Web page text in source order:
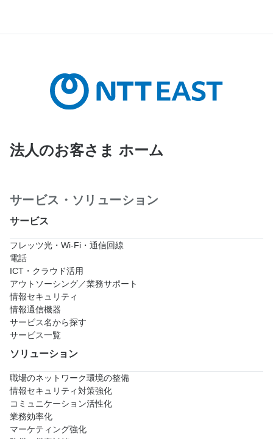
法人のお客さま ホーム
サービス・ソリューション
サービス
フレッツ光・Wi-Fi・通信回線
電話
ICT・クラウド活用
アウトソーシング／業務サポート
情報セキュリティ
情報通信機器
サービス名から探す
サービス一覧
ソリューション
職場のネットワーク環境の整備
情報セキュリティ対策強化
コミュニケーション活性化
業務効率化
マーケティング強化